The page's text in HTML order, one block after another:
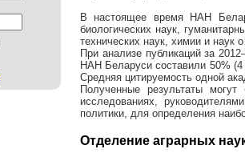
В настоящее время НАН
биологических наук,
технических наук, химии и наук
При анализе публикаций за
НАН Беларуси составили 50% (4
Средняя цитируемость одной
Полученные результаты
исследованиях,
политики, для определения
Отделение аграрных